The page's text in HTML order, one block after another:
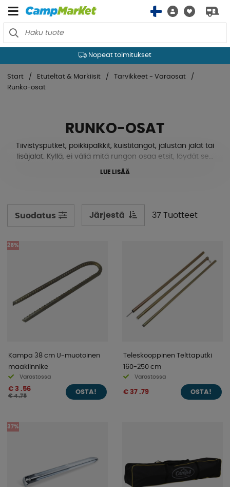
Nopeat toimitukset
Start Etuteltat & Markiisit
Tarvikkeet - Varaosat
Runko-osat
RUNKO-OSAT
Tiivistysputket, poikkipalkkit, kuistitangot, jalustan jalat tai
lisäjalat. Kyllä, ei väliä mitä rungon osaa etsit, löydät sen
täältä! Meillä on tuotteita tunnetuilta tuotemerkeiltä, ​​
LUE LISÄÄ
Suodatus Järjestä 37 Tuotteet
25%
Kampa 38 cm U-muotoinen
maakiinnike
Varastossa
€ 3 .56
€ 4 .75
OSTA!
Teleskooppinen Telttaputki
160-250 cm
Varastossa
€ 37 .79 OSTA!
37%